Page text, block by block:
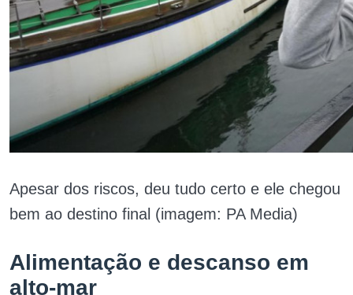
Apesar dos riscos, deu tudo certo e ele chegou
bem ao destino final (imagem: PA Media)
Alimentação e descanso em
alto-mar